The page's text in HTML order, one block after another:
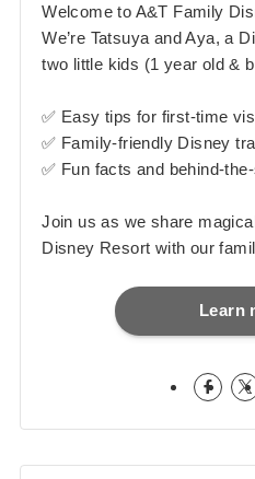
Welcome to A&T Family
We’re Tatsuya and Aya, a
two little kids (1 year old &
✅ Easy tips for first-time
✅ Family-friendly Disney
✅ Fun facts and behind-
Join us as we share
Disney Resort with our
Learn